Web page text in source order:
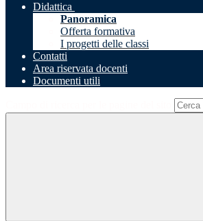
Didattica
Panoramica
Offerta formativa
I progetti delle classi
Contatti
Area riservata docenti
Documenti utili